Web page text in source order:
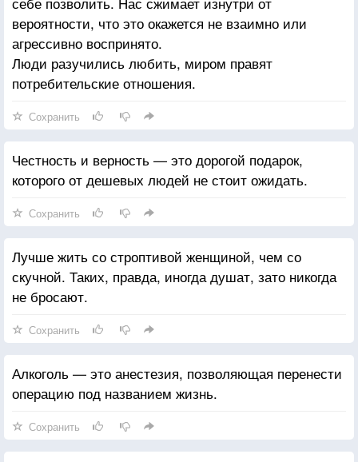
вероятности, что это окажется не взаимно или
агрессивно воспринято.
Люди разучились любить, миром правят
потребительские отношения.
Сохранить
Честность и верность — это дорогой подарок,
которого от дешевых людей не стоит ожидать.
Сохранить
Лучше жить со строптивой женщиной, чем со
скучной. Таких, правда, иногда душат, зато никогда
не бросают.
Сохранить
Алкоголь — это анестезия, позволяющая перенести
операцию под названием жизнь.
Сохранить